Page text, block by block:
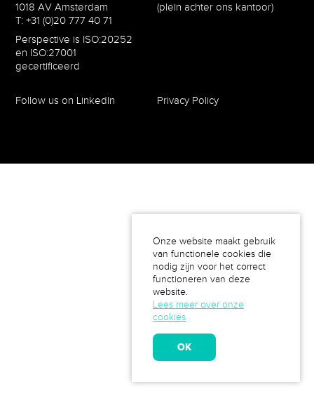
Onze website maakt gebruik
van functionele cookies die
nodig zijn voor het correct
functioneren van deze
website.
Lees meer over onze
cookies
OK
1018 AV Amsterdam
T: +31 (0)20 777 40 71
Perspective is ISO:20252
en ISO:27001
gecertificeerd
(plein achter ons kantoor)
Follow us on LinkedIn Privacy Policy